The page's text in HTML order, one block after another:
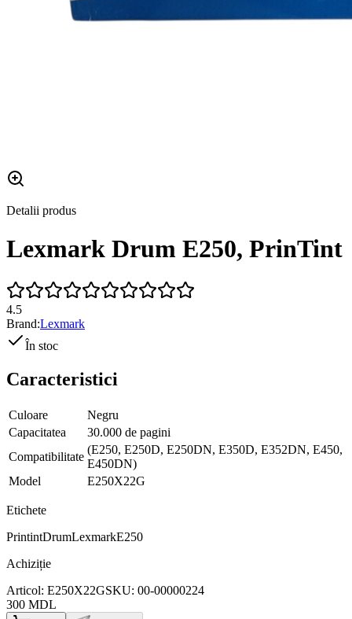
Detalii produs
Lexmark Drum E250, PrinTint
4.5
Brand:Lexmark
În stoc
Caracteristici
Culoare
Negru
Capacitatea
30.000 de pagini
Compatibilitate
(E250, E250D, E250DN, E350D, E352DN, E450,
E450DN)
Model
E250X22G
Etichete
PrintintDrumLexmarkE250
Achiziție
Articol: E250X22GSKU: 00-00000224
300 MDL